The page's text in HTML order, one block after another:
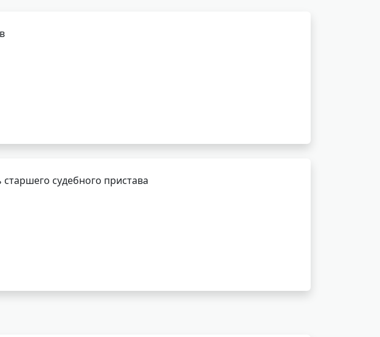
судебного пристава